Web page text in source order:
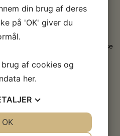
med stilhed og fordybelse
og flot Haugen udstilling.
var helt imponerende. Kan
udsigt ud over en lille sø.
din brug af deres
på 'OK' giver du
af cookies og
her.
OK